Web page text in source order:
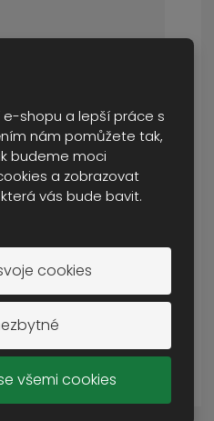
shopu a lepší práce s
nám pomůžete tak,
budeme moci
a zobrazovat
vás bude bavit.
cookies
všemi cookies
pomoci
Kč
s DPH